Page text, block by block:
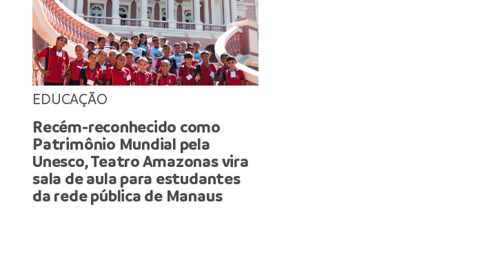
EDUCAÇÃO
Recém-reconhecido como
Patrimônio Mundial pela
Unesco, Teatro Amazonas vira
sala de aula para estudantes
da rede pública de Manaus